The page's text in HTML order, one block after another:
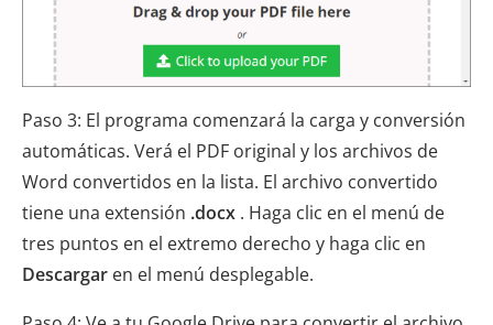
Paso 3: El programa comenzará la carga y conversión
automáticas. Verá el PDF original y los archivos de
Word convertidos en la lista. El archivo convertido
tiene una extensión .docx . Haga clic en el menú de
tres puntos en el extremo derecho y haga clic en
Descargar en el menú desplegable.